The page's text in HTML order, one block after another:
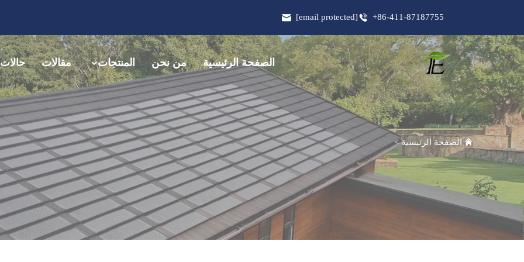
+86-411-87187755
[email protected]
الصفحة الرئيسية من نحن المنتجات مقالات حالات
الصفحة الرئيسية>